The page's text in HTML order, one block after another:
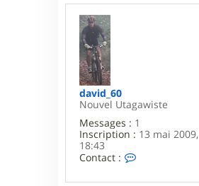
david_60
Nouvel Utagawiste
Messages : 1
Inscription : 13 mai 2009,
18:43
Contact :
n